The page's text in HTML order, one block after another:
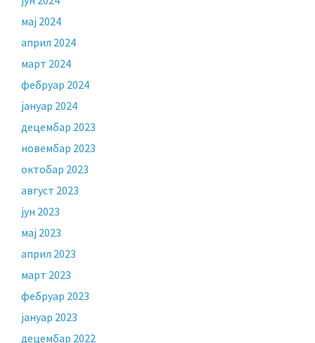
мај 2024
април 2024
март 2024
фебруар 2024
јануар 2024
децембар 2023
новембар 2023
октобар 2023
август 2023
јун 2023
мај 2023
април 2023
март 2023
фебруар 2023
јануар 2023
децембар 2022